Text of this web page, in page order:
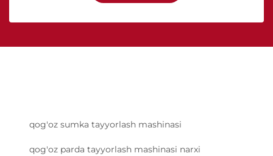
qog'oz sumka tayyorlash mashinasi
qog'oz parda tayyorlash mashinasi narxi